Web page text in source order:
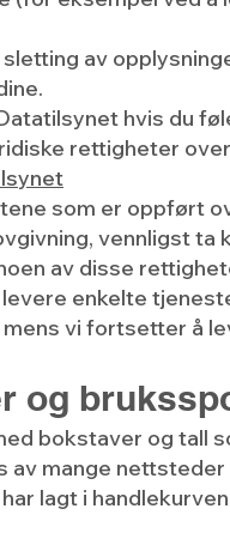
av
hvis du
rettigheter
som er oppført
vennligst ta
av disse
enkelte
vi fortsetter å
og
bokstaver og tall
mange
lagt i